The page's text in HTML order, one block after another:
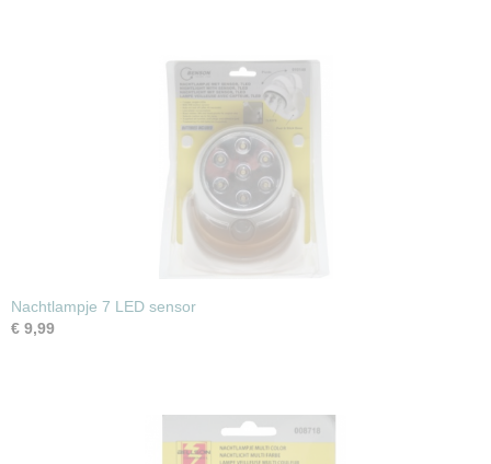
Nachtlampje 7 LED sensor
€ 9,99